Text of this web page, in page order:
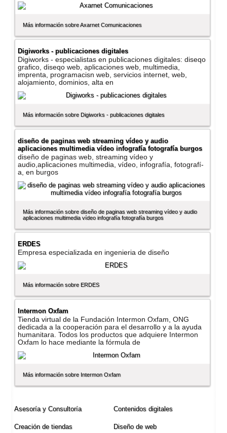
Más información sobre Axarnet Comunicaciones
Digiworks - publicaciones digitales
Digiworks - especialistas en publicaciones digitales: diseqo
grafico, diseqo web, aplicaciones web, multimedia,
imprenta, programacisn web, servicios internet, web,
alojamiento, dominios, alta en
Más información sobre Digiworks - publicaciones digitales
diseño de paginas web streaming ví­deo y audio
aplicaciones multimedia ví­deo infografí­a fotografí­a burgos
diseño de paginas web, streaming ví­deo y
audio,aplicaciones multimedia, ví­deo, infografí­a, fotografí­
a, en burgos
Más información sobre diseño de paginas web streaming ví­deo y audio
aplicaciones multimedia ví­deo infografí­a fotografí­a burgos
ERDES
Empresa especializada en ingenieria de diseño
Más información sobre ERDES
Intermon Oxfam
Tienda virtual de la Fundación Intermon Oxfam, ONG
dedicada a la cooperación para el desarrollo y a la ayuda
humanitara. Todos los productos que adquiere Intermon
Oxfam lo hace mediante la fórmula de
Más información sobre Intermon Oxfam
Asesorí­a y Consultorí­a Contenidos digitales
Creación de tiendas Diseño de web